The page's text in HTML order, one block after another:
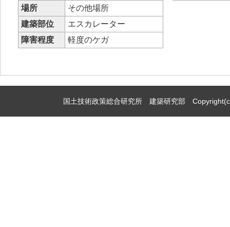
場所
その他場所
建築部位
エスカレーター
障害程度
軽度のケガ
国土技術政策総合研究所 建築研究部